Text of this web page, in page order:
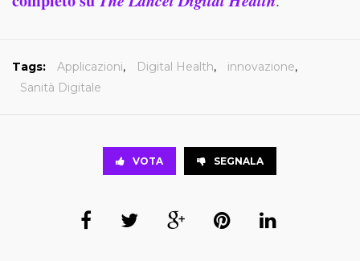
Tags: Applicazioni, Digital Health, innovazione,
Sanità Digitale
VOTA SEGNALA